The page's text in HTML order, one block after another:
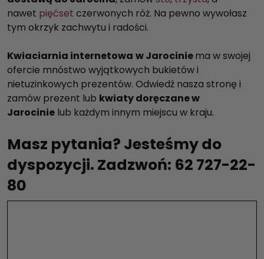
nawet pięćset czerwonych róż. Na pewno wywołasz
tym okrzyk zachwytu i radości.
Kwiaciarnia internetowa w Jarociniema w swojej
ofercie mnóstwo wyjątkowych bukietów i
nietuzinkowych prezentów. Odwiedź nasza stronę i
zamów prezent lub kwiaty doręczane w
Jarocinie lub każdym innym miejscu w kraju.
Masz pytania? Jesteśmy do
dyspozycji. Zadzwoń: 62 727-22-
80